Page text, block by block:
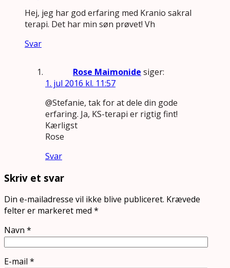
Hej, jeg har god erfaring med Kranio sakral
terapi. Det har min søn prøvet! Vh
Svar
Rose Maimonide siger:
1. jul 2016 kl. 11:57
@Stefanie, tak for at dele din gode
erfaring. Ja, KS-terapi er rigtig fint!
Kærligst
Rose
Svar
Skriv et svar
Din e-mailadresse vil ikke blive publiceret. Krævede
felter er markeret med *
Navn *
E-mail *